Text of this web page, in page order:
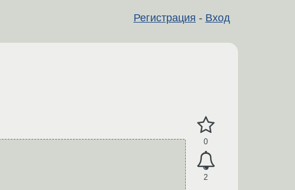
Регистрация - Вход
0
2